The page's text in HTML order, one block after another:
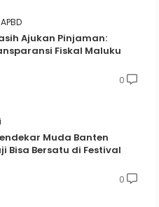
APBD
Ajukan Pinjaman:
Fiskal Maluku
0
Muda Banten
Bisa Bersatu di Festival
0